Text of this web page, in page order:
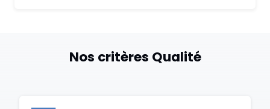
Nos critères Qualité